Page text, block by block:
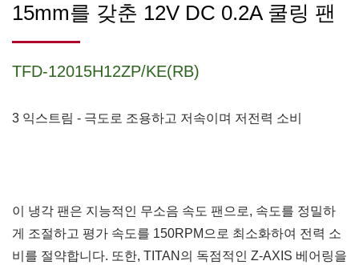
15mm를 갖춘 12V DC 0.2A 쿨링 팬
TFD-12015H12ZP/KE(RB)
3 익스트림 - 극도로 조용하고 저속이며 저전력 소비
이 냉각 팬은 지능적인 무소음 속도 팬으로, 속도를 정밀하
게 조절하고 평가 속도를 150RPM으로 최소화하여 전력 소
비를 절약합니다. 또한, TITAN의 독점적인 Z-AXIS 베어링을